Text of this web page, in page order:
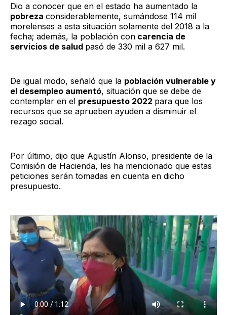
Dio a conocer que en el estado ha aumentado la
pobreza considerablemente, sumándose 114 mil
morelenses a esta situación solamente del 2018 a la
fecha; además, la población con carencia de
servicios de salud pasó de 330 mil a 627 mil.
De igual modo, señaló que la población vulnerable y
el desempleo aumentó, situación que se debe de
contemplar en el presupuesto 2022 para que los
recursos que se aprueben ayuden a disminuir el
rezago social.
Por último, dijo que Agustín Alonso, presidente de la
Comisión de Hacienda, les ha mencionado que estas
peticiones serán tomadas en cuenta en dicho
presupuesto.